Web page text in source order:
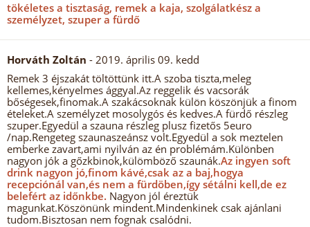
tökéletes a tisztaság, remek a kaja, szolgálatkész a
személyzet, szuper a fürdő
Horváth Zoltán - 2019. április 09. kedd
Remek 3 éjszakát töltöttünk itt.A szoba tiszta,meleg
kellemes,kényelmes ággyal.Az reggelik és vacsorák
bőségesek,finomak.A szakácsoknak külön köszönjük a finom
ételeket.A személyzet mosolygós és kedves.A fürdő részleg
szuper.Egyedül a szauna részleg plusz fizetős 5euro
/nap.Rengeteg szaunaszeánsz volt.Egyedül a sok meztelen
emberke zavart,ami nyilván az én problémám.Különben
nagyon jók a gőzkbinok,külömböző szaunák.Az ingyen soft
drink nagyon jó,finom kávé,csak az a baj,hogya
recepciónál van,és nem a fürdöben,így sétálni kell,de ez
belefért az időnkbe. Nagyon jól éreztük
magunkat.Köszönünk mindent.Mindenkinek csak ajánlani
tudom.Bisztosan nem fognak csalódni.